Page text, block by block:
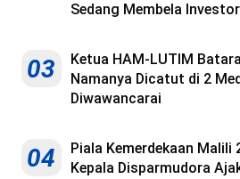
Sedang Membela Investor
03
Ketua HAM-LUTIM
Namanya Dicatut di 2
Diwawancarai
04
Piala Kemerdekaan Malili
Kepala Disparmudora